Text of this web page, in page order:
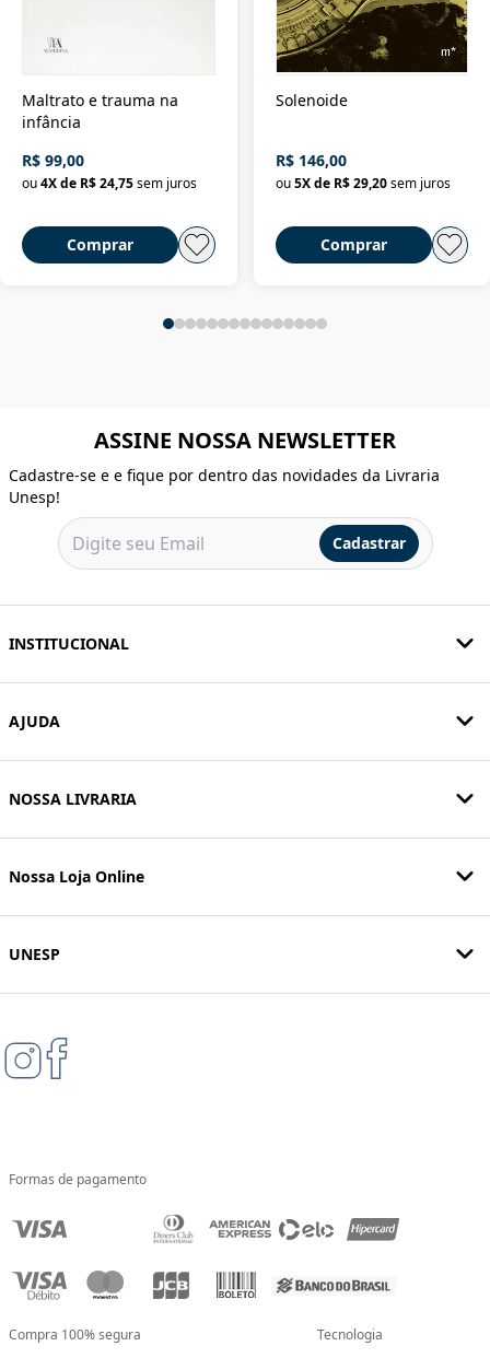
Maltrato e trauma na
infância
R$ 99,00
ou4X de R$ 24,75sem juros
Comprar
Solenoide
R$ 146,00
ou 5X de R$ 29,20 sem juros
Comprar
ASSINE NOSSA NEWSLETTER
Cadastre-se e e fique por dentro das novidades da Livraria
Unesp!
Cadastrar
INSTITUCIONAL
AJUDA
NOSSA LIVRARIA
Nossa Loja Online
UNESP
Formas de pagamento
Compra 100% segura Tecnologia